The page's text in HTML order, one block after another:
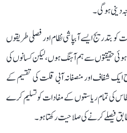
دینی ہوگی۔
بتدریج ایسے آبپاشی نظام اور فصلی طریقوں
ہوئی حقیقتوں سے ہم آہنگ ہوں، لیکن کسانوں کی
ایک شفاف اور منصفانہ آبی قلت کی تقسیم کے
کی تمام ریاستوں کے مفادات کو تسلیم کرے
فیصلے کرنے کی صلاحیت رکھتا ہو۔